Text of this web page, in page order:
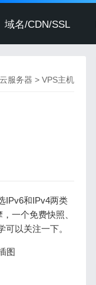
域名/CDN/SSL
云服务器 > VPS主机
IPv6和IPv4两类
一个免费快照、
以关注一下。
图